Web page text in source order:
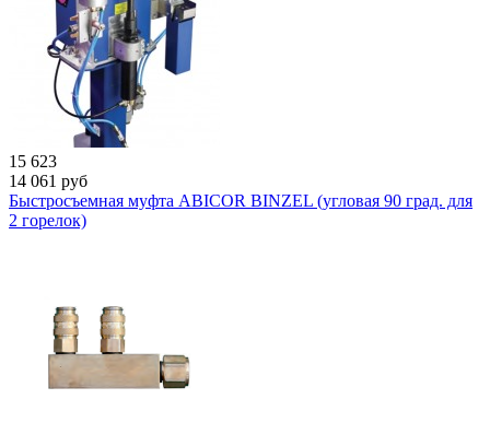
15 623
14 061 руб
Быстросъемная муфта ABICOR BINZEL (угловая 90 град. для
2 горелок)